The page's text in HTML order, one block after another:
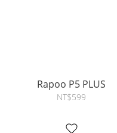
Rapoo P5 PLUS
NT$599